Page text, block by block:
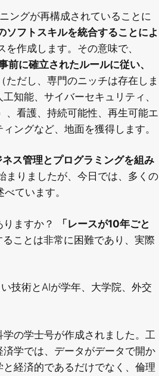
ングが再構成されていることに
フトスキルを統合することによ
作成します。その意味で、
に確立されたルールに従い、
ただし、専門のニッチは存在しま
知能、サイバーセキュリティ、
、看護、持続可能性、再生可能エ
ングなど、地面を獲得します。
ネス管理とプログラミングを組み
まりましたが、今日では、多くの
ています。
ますか？
「レースが10年ごと
ことは非常に困難であり、実際
技術とAIが学年、大学院、外交
の学士号が作成されました。工
学では、データがデータで開か
経済的であるだけでなく、倫理